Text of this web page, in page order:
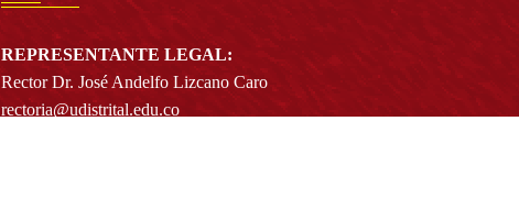
REPRESENTANTE LEGAL:
Rector Dr. José Andelfo Lizcano Caro
rectoria@udistrital.edu.co